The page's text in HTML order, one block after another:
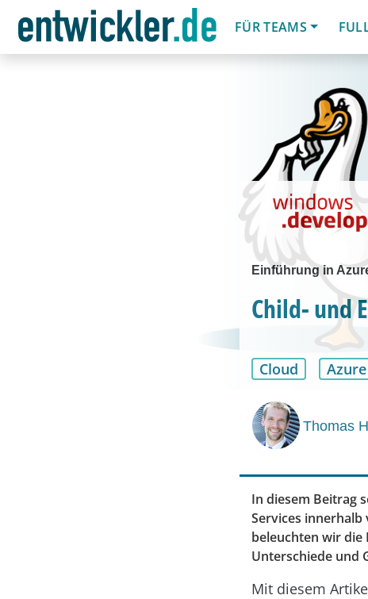
FÜR TEAMS
Einführung in
Child- und
Cloud Azure
Thomas
In diesem Beitrag
Services
beleuchten wir die
Unterschiede und
Mit diesem